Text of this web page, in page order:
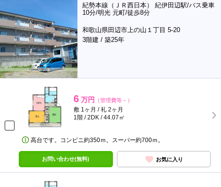
紀勢本線（ＪＲ西日本） 紀伊田辺駅/バス乗車
10分/明光 元町/徒歩8分
和歌山県田辺市上の山１丁目 5-20
3階建 / 築25年
6 万円 （管理費等－）
敷 1ヶ月 / 礼 2ヶ月
1階 / 2DK / 44.07㎡
高台です。コンビニ約350ｍ。スーパー約700ｍ。
お問い合わせ(無料) お気に入り